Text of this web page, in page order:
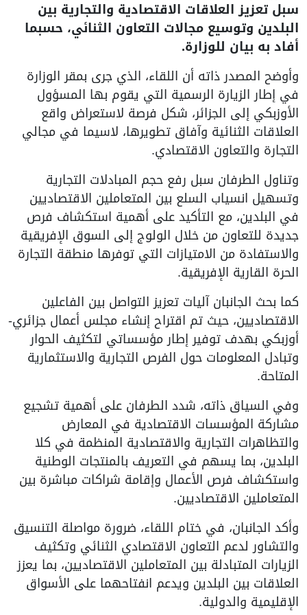
سبل تعزيز العلاقات الاقتصادية والتجارية بين
البلدين وتوسيع مجالات التعاون الثنائي، حسبما
أفاد به بيان للوزارة.
وأوضح المصدر ذاته أن اللقاء، الذي جرى بمقر الوزارة
في إطار الزيارة الرسمية التي يقوم بها المسؤول
الأوزبكي إلى الجزائر، شكل فرصة لاستعراض واقع
العلاقات الثنائية وآفاق تطويرها، لاسيما في مجالي
التجارة والتعاون الاقتصادي.
وتناول الطرفان سبل رفع حجم المبادلات التجارية
وتسهيل انسياب السلع بين المتعاملين الاقتصاديين
في البلدين، مع التأكيد على أهمية استكشاف فرص
جديدة للتعاون من خلال الولوج إلى السوق الإفريقية
والاستفادة من الامتيازات التي توفرها منطقة التجارة
الحرة القارية الإفريقية.
كما بحث الجانبان آليات تعزيز التواصل بين الفاعلين
الاقتصاديين، حيث تم اقتراح إنشاء مجلس أعمال جزائري-
أوزبكي بهدف توفير إطار مؤسساتي لتكثيف الحوار
وتبادل المعلومات حول الفرص التجارية والاستثمارية
المتاحة.
وفي السياق ذاته، شدد الطرفان على أهمية تشجيع
مشاركة المؤسسات الاقتصادية في المعارض
والتظاهرات التجارية والاقتصادية المنظمة في كلا
البلدين، بما يسهم في التعريف بالمنتجات الوطنية
واستكشاف فرص الأعمال وإقامة شراكات مباشرة بين
المتعاملين الاقتصاديين.
وأكد الجانبان، في ختام اللقاء، ضرورة مواصلة التنسيق
والتشاور لدعم التعاون الاقتصادي الثنائي وتكثيف
الزيارات المتبادلة بين المتعاملين الاقتصاديين، بما يعزز
العلاقات بين البلدين ويدعم انفتاحهما على الأسواق
الإقليمية والدولية.